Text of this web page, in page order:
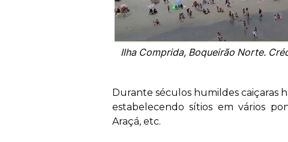
Ilha Comprida, Boqueirão Norte.
Durante séculos humildes caiçaras
estabelecendo sítios em vários
Araçá, etc.